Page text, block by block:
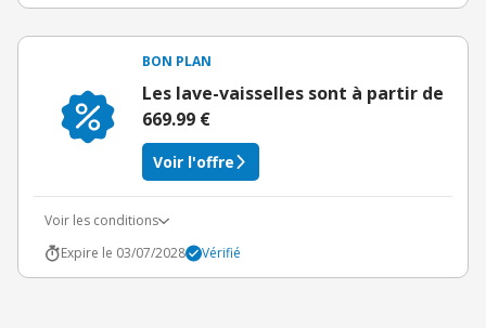
BON PLAN
Les lave-vaisselles sont à partir de
669.99 €
Voir l'offre
Voir les conditions
Expire le 03/07/2028
Vérifié